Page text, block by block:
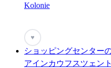
Kolonie
♥
ショッピングセンター
アインカウフスツェン